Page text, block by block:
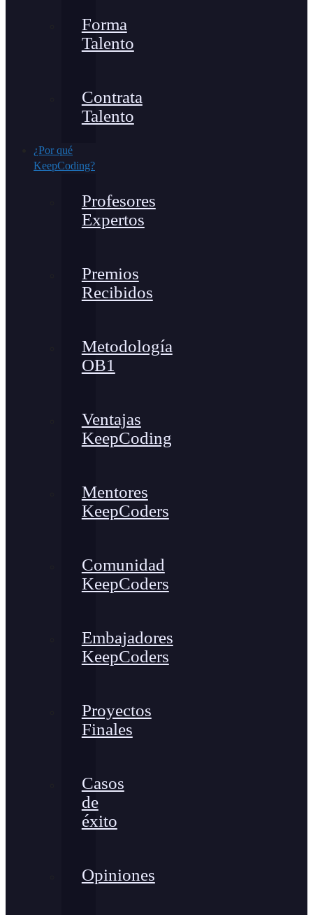
Forma
Talento
Contrata
Talento
¿Por qué
KeepCoding?
Profesores
Expertos
Premios
Recibidos
Metodología
OB1
Ventajas
KeepCoding
Mentores
KeepCoders
Comunidad
KeepCoders
Embajadores
KeepCoders
Proyectos
Finales
Casos
de
éxito
Opiniones